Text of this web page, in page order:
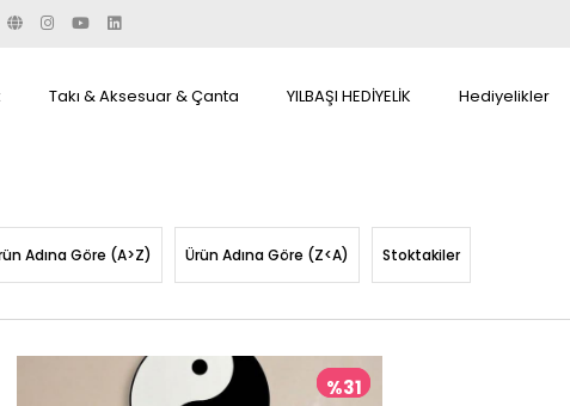
Takı & Aksesuar & Çanta YILBAŞI HEDİYELİK Hediyelikler
Adına Göre (A>Z) Ürün Adına Göre (Z<A) Stoktakiler
%31